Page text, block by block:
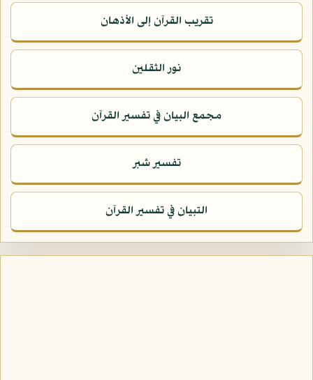
تقريب القرآن إلى الأذهان
نور الثقلين
مجمع البيان في تفسير القرآن
تفسير شبر
التبيان في تفسير القرآن